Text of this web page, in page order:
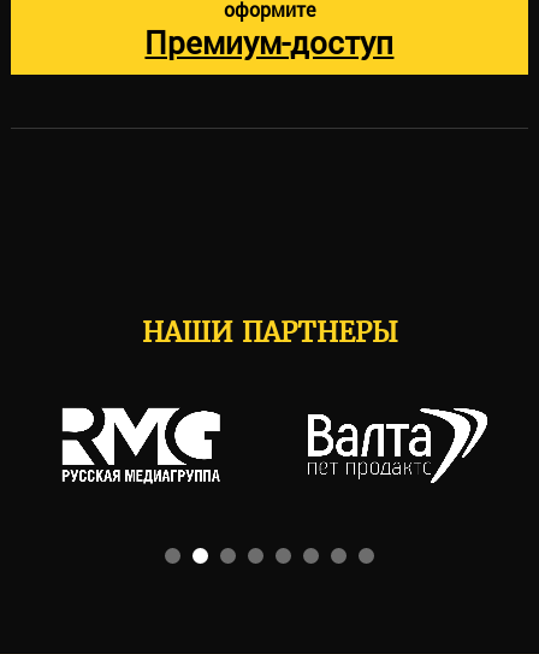
оформите
Премиум-доступ
НАШИ ПАРТНЕРЫ